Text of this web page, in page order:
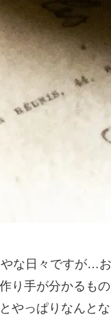
な日々ですが…
り手が分かるも
やっぱりなんと